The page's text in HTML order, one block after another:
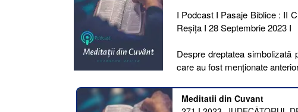
I Podcast I Pasaje Biblice : II
Reşiţa I 28 Septembrie 2023 I
Despre dreptatea
care au fost menționate